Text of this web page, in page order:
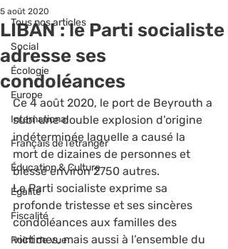
Tous nos articles
Social
Écologie
Europe
International
Français de l’étranger
Éducation & Culture
Égalité
Fiscalité
Point de vue
LIBAN : le Parti socialiste
adresse ses
condoléances
5 août 2020
Ce 4 août 2020, le port de Beyrouth a
subi une double explosion d’origine
indéterminée laquelle a causé la
mort de dizaines de personnes et
blessé environ 2750 autres.
Le Parti socialiste exprime sa
profonde tristesse et ses sincères
condoléances aux familles des
victimes, mais aussi à l’ensemble du